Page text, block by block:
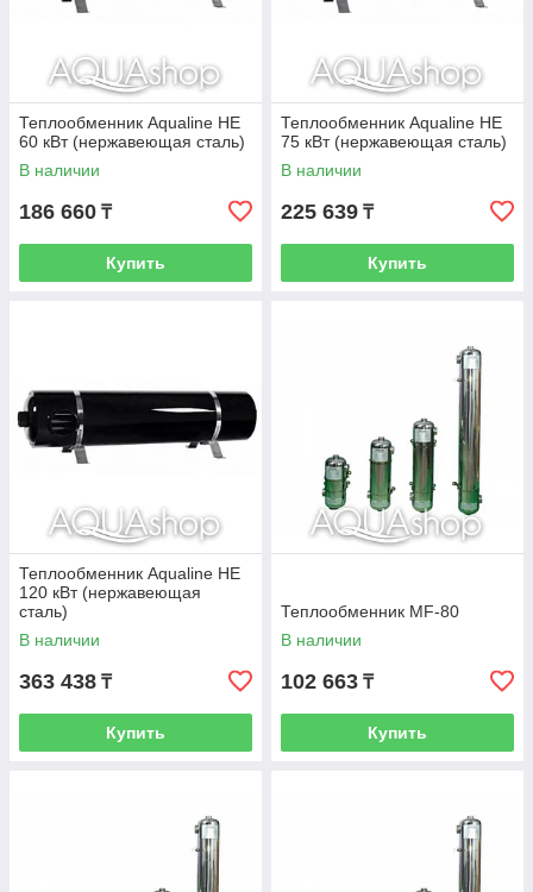
Теплообменник Aqualine HE
60 кВт (нержавеющая сталь)
В наличии
186 660 ₸
Купить
Теплообменник Aqualine HE
75 кВт (нержавеющая сталь)
В наличии
225 639 ₸
Купить
Теплообменник Aqualine HE
120 кВт (нержавеющая
сталь)
В наличии
363 438 ₸
Купить
Теплообменник MF-80
В наличии
102 663 ₸
Купить